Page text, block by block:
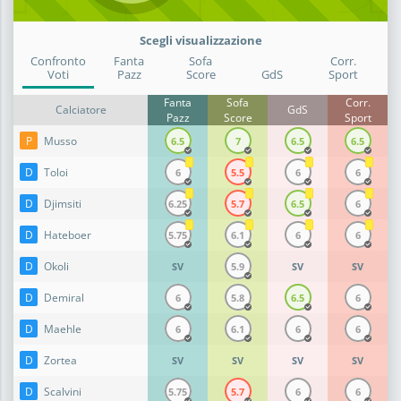
Scegli visualizzazione
Confronto
Voti
Fanta
Pazz
Sofa
Score
GdS
Corr.
Sport
Calciatore
Fanta
Pazz
Sofa
Score
GdS
Corr.
Sport
P
Musso 6.5 7 6.5 6.5
D Toloi 6 5.5 6 6
D Djimsiti 6.25 5.7 6.5 6
D Hateboer 5.75 6.1 6 6
D Okoli SV 5.9 SV SV
D Demiral 6 5.8 6.5 6
D Maehle 6 6.1 6 6
D Zortea SV SV SV SV
D Scalvini 5.75 5.7 6 6